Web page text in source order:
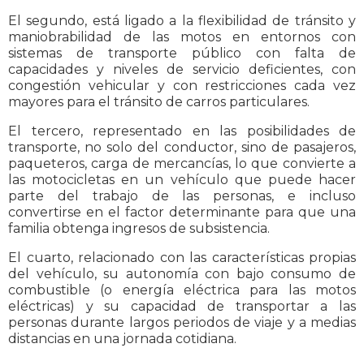
El segundo, está ligado a la flexibilidad de tránsito y
maniobrabilidad de las motos en entornos con
sistemas de transporte público con falta de
capacidades y niveles de servicio deficientes, con
congestión vehicular y con restricciones cada vez
mayores para el tránsito de carros particulares.
El tercero, representado en las posibilidades de
transporte, no solo del conductor, sino de pasajeros,
paqueteros, carga de mercancías, lo que convierte a
las motocicletas en un vehículo que puede hacer
parte del trabajo de las personas, e incluso
convertirse en el factor determinante para que una
familia obtenga ingresos de subsistencia.
El cuarto, relacionado con las características propias
del vehículo, su autonomía con bajo consumo de
combustible (o energía eléctrica para las motos
eléctricas) y su capacidad de transportar a las
personas durante largos periodos de viaje y a medias
distancias en una jornada cotidiana.